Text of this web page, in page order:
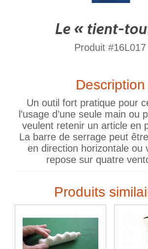
Le « tient-
Produit #16L017
Description
Un outil fort pratique pour
l’usage d’une seule main ou
veulent retenir un article en
La barre de serrage peut
en direction horizontale ou
repose sur quatre
Produits